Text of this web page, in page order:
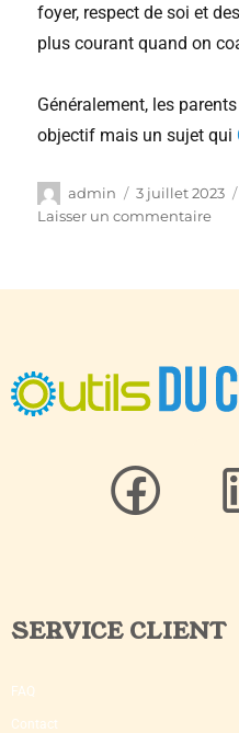
foyer, respect de soi et
plus courant quand on
Généralement, les
objectif mais un sujet qui
admin 3 juillet 2023
Laisser un commentaire
SERVICE CLIENT
FAQ
Contact